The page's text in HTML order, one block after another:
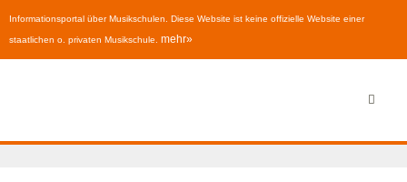
Informationsportal über Musikschulen. Diese Website ist keine offizielle Website einer
staatlichen o. privaten Musikschule. mehr»